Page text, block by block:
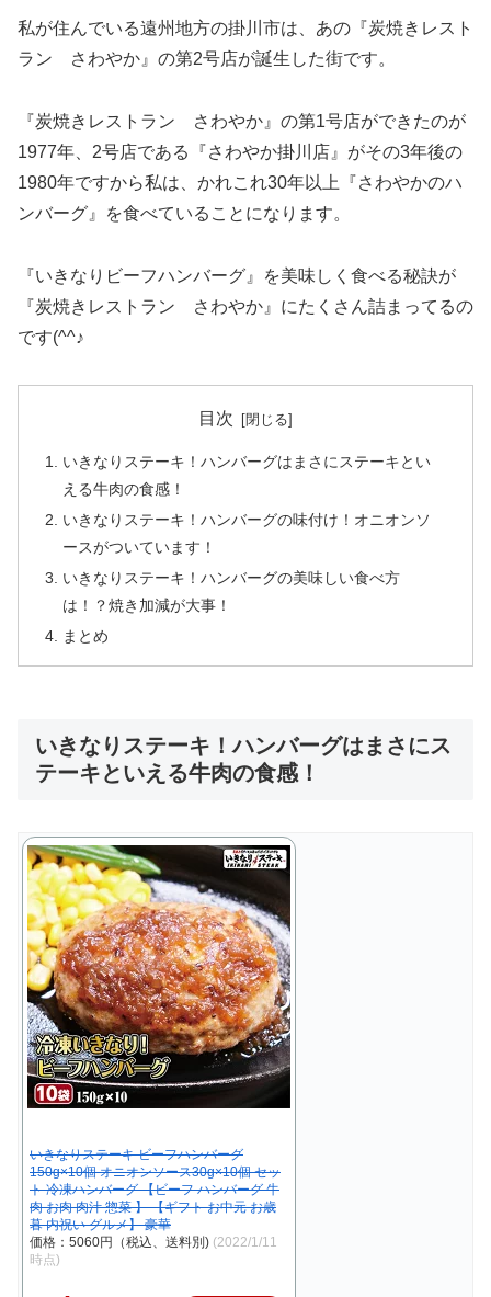
私が住んでいる遠州地方の掛川市は、あの『炭焼きレスト
ラン さわやか』の第2号店が誕生した街です。
『炭焼きレストラン さわやか』の第1号店ができたのが
1977年、2号店である『さわやか掛川店』がその3年後の
1980年ですから私は、かれこれ30年以上『さわやかのハ
ンバーグ』を食べていることになります。
『いきなりビーフハンバーグ』を美味しく食べる秘訣が
『炭焼きレストラン さわやか』にたくさん詰まってるの
です(^^♪
目次
いきなりステーキ！ハンバーグはまさにステーキとい
える牛肉の食感！
いきなりステーキ！ハンバーグの味付け！オニオンソ
ースがついています！
いきなりステーキ！ハンバーグの美味しい食べ方
は！？焼き加減が大事！
まとめ
いきなりステーキ！ハンバーグはまさにス
テーキといえる牛肉の食感！
いきなりステーキ ビーフハンバーグ
150g×10個 オニオンソース30g×10個 セッ
ト 冷凍ハンバーグ 【ビーフ ハンバーグ 牛
肉 お肉 肉汁 惣菜 】 【ギフト お中元 お歳
暮 内祝い グルメ】 豪華
価格：5060円（税込、送料別) (2022/1/11
時点)